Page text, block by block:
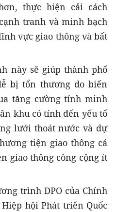
thực hiện cải cách
tranh và minh bạch
vực giao thông và bất
này sẽ giúp thành phố
bị tổn thương do biến
tăng cường tính minh
khu có tính đến yếu tố
lưới thoát nước và dự
tiện giao thông cá
giao thông công cộng ít
trình DPO của Chính
hội Phát triển Quốc